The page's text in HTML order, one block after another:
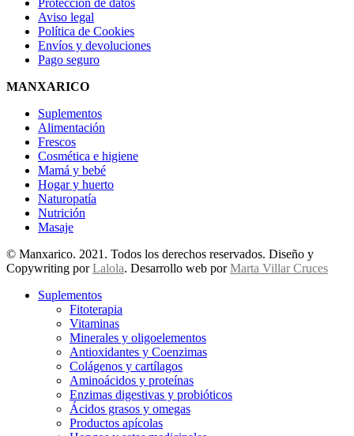
Protección de datos
Aviso legal
Política de Cookies
Envíos y devoluciones
Pago seguro
MANXARICO
Suplementos
Alimentación
Frescos
Cosmética e higiene
Mamá y bebé
Hogar y huerto
Naturopatía
Nutrición
Masaje
© Manxarico. 2021. Todos los derechos reservados. Diseño y
Copywriting porLalola. Desarrollo web porMarta Villar Cruces
Suplementos
Fitoterapia
Vitaminas
Minerales y oligoelementos
Antioxidantes y Coenzimas
Colágenos y cartílagos
Aminoácidos y proteínas
Enzimas digestivas y probióticos
Ácidos grasos y omegas
Productos apícolas